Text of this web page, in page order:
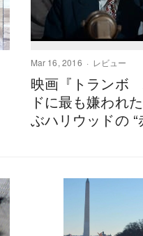
Mar 16, 2016 レビュー
映画『トランボ
ドに最も嫌われ
ぶハリウッドの “